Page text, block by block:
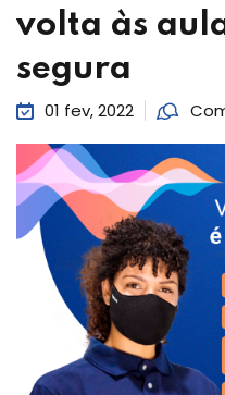
volta às
segura
01 fev, 2022